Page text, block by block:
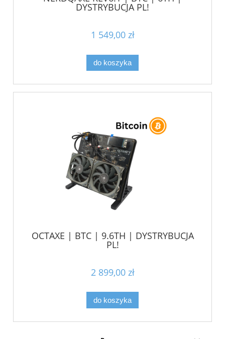
DYSTRYBUCJA PL!
1 549,00 zł
do koszyka
OCTAXE | BTC | 9.6TH | DYSTRYBUCJA
PL!
2 899,00 zł
do koszyka